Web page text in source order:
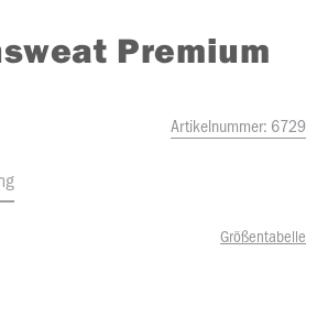
Premium
Artikelnummer: 6729
Größentabelle